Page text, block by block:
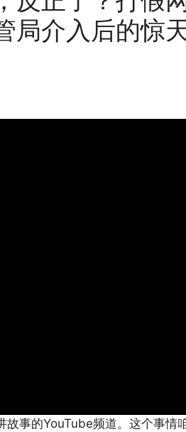
局介入后的惊
故事的YouTube频道。这个事情